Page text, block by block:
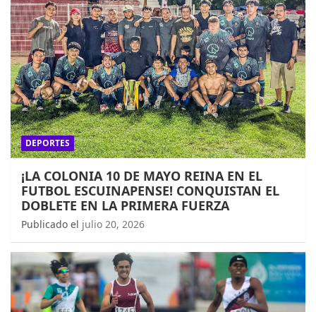
DEPORTES
¡LA COLONIA 10 DE MAYO REINA EN EL
FUTBOL ESCUINAPENSE! CONQUISTAN EL
DOBLETE EN LA PRIMERA FUERZA
Publicado el julio 20, 2026